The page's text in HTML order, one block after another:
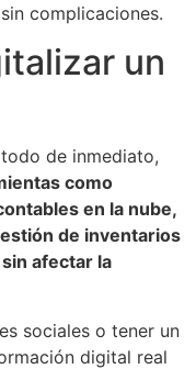
complicaciones.
un
de inmediato,
como
en la nube,
de inventarios
afectar la
sociales o tener un
digital real